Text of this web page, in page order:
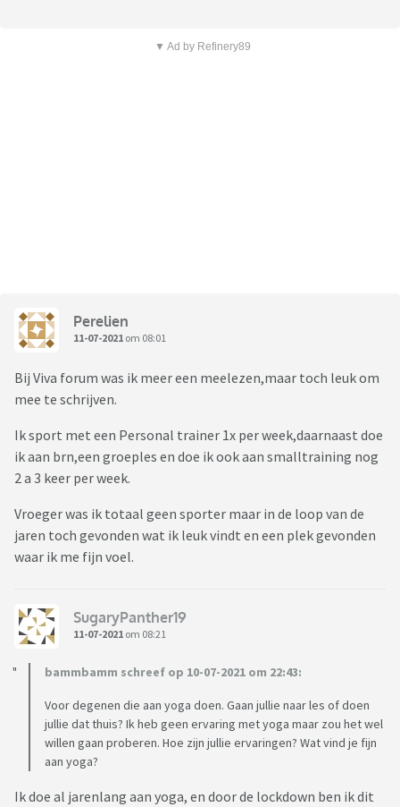
▼ Ad by Refinery89
Perelien
11-07-2021 om 08:01
Bij Viva forum was ik meer een meelezen,maar toch leuk om
mee te schrijven.
Ik sport met een Personal trainer 1x per week,daarnaast doe
ik aan brn,een groeples en doe ik ook aan smalltraining nog
2 a 3 keer per week.
Vroeger was ik totaal geen sporter maar in de loop van de
jaren toch gevonden wat ik leuk vindt en een plek gevonden
waar ik me fijn voel.
SugaryPanther19
11-07-2021 om 08:21
bammbamm schreef op 10-07-2021 om 22:43:
Voor degenen die aan yoga doen. Gaan jullie naar les of doen
jullie dat thuis? Ik heb geen ervaring met yoga maar zou het wel
willen gaan proberen. Hoe zijn jullie ervaringen? Wat vind je fijn
aan yoga?
Ik doe al jarenlang aan yoga, en door de lockdown ben ik dit